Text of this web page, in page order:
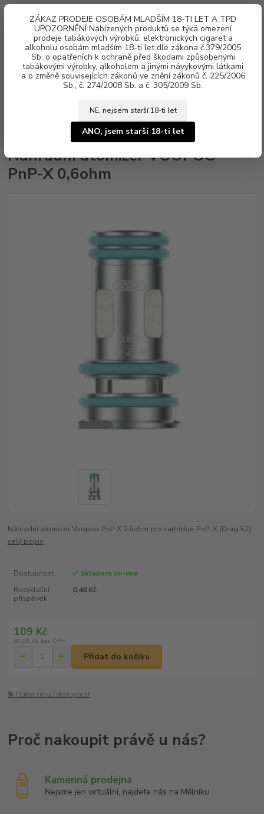
ZÁKAZ PRODEJE OSOBÁM MLADŠÍM 18-TI LET A TPD
UPOZORNĚNÍ Nabízených produktů se týká omezení
prodeje tabákových výrobků, elektronických cigaret a
alkoholu osobám mladším 18-ti let dle zákona č.379/2005
Sb. o opatřeních k ochraně před škodami způsobenými
tabákovými výrobky, alkoholem a jinými návykovými látkami
a o změně souvisejících zákonů ve znění zákonů č. 225/2006
Sb., č. 274/2008 Sb. a č. 305/2009 Sb.
NE, nejsem starší 18-ti let
ANO, jsem starší 18-ti let
Menu
za0 Kč
VOOPOO PnP-X 0,6ohm
Náhradní atomizér VOOPOO
PnP-X 0,6ohm
Náhradní atomizér Voopoo PnP X 0,6ohm pro cartridge PnP-X (Drag S2).
celý popis
Dostupnost
✅ Skladem on-line
Recyklační
příspěvek
0,48 Kč
109 Kč
90,08 Kč bez DPH
Přidat do košíku
🐕 Hlídat cenu / dostupnost
Kamenná prodejna
Nejsme jen virtuální, najdete nás na Mělníku